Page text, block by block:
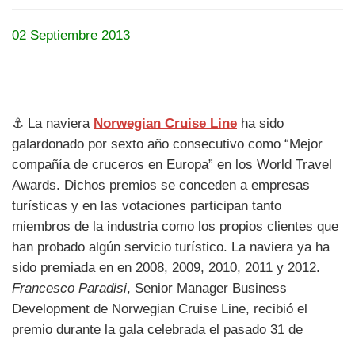
02 Septiembre 2013
⚓ La naviera Norwegian Cruise Line ha sido
galardonado por sexto año consecutivo como “Mejor
compañía de cruceros en Europa” en los World Travel
Awards. Dichos premios se conceden a empresas
turísticas y en las votaciones participan tanto
miembros de la industria como los propios clientes que
han probado algún servicio turístico. La naviera ya ha
sido premiada en en 2008, 2009, 2010, 2011 y 2012.
Francesco Paradisi, Senior Manager Business
Development de Norwegian Cruise Line, recibió el
premio durante la gala celebrada el pasado 31 de